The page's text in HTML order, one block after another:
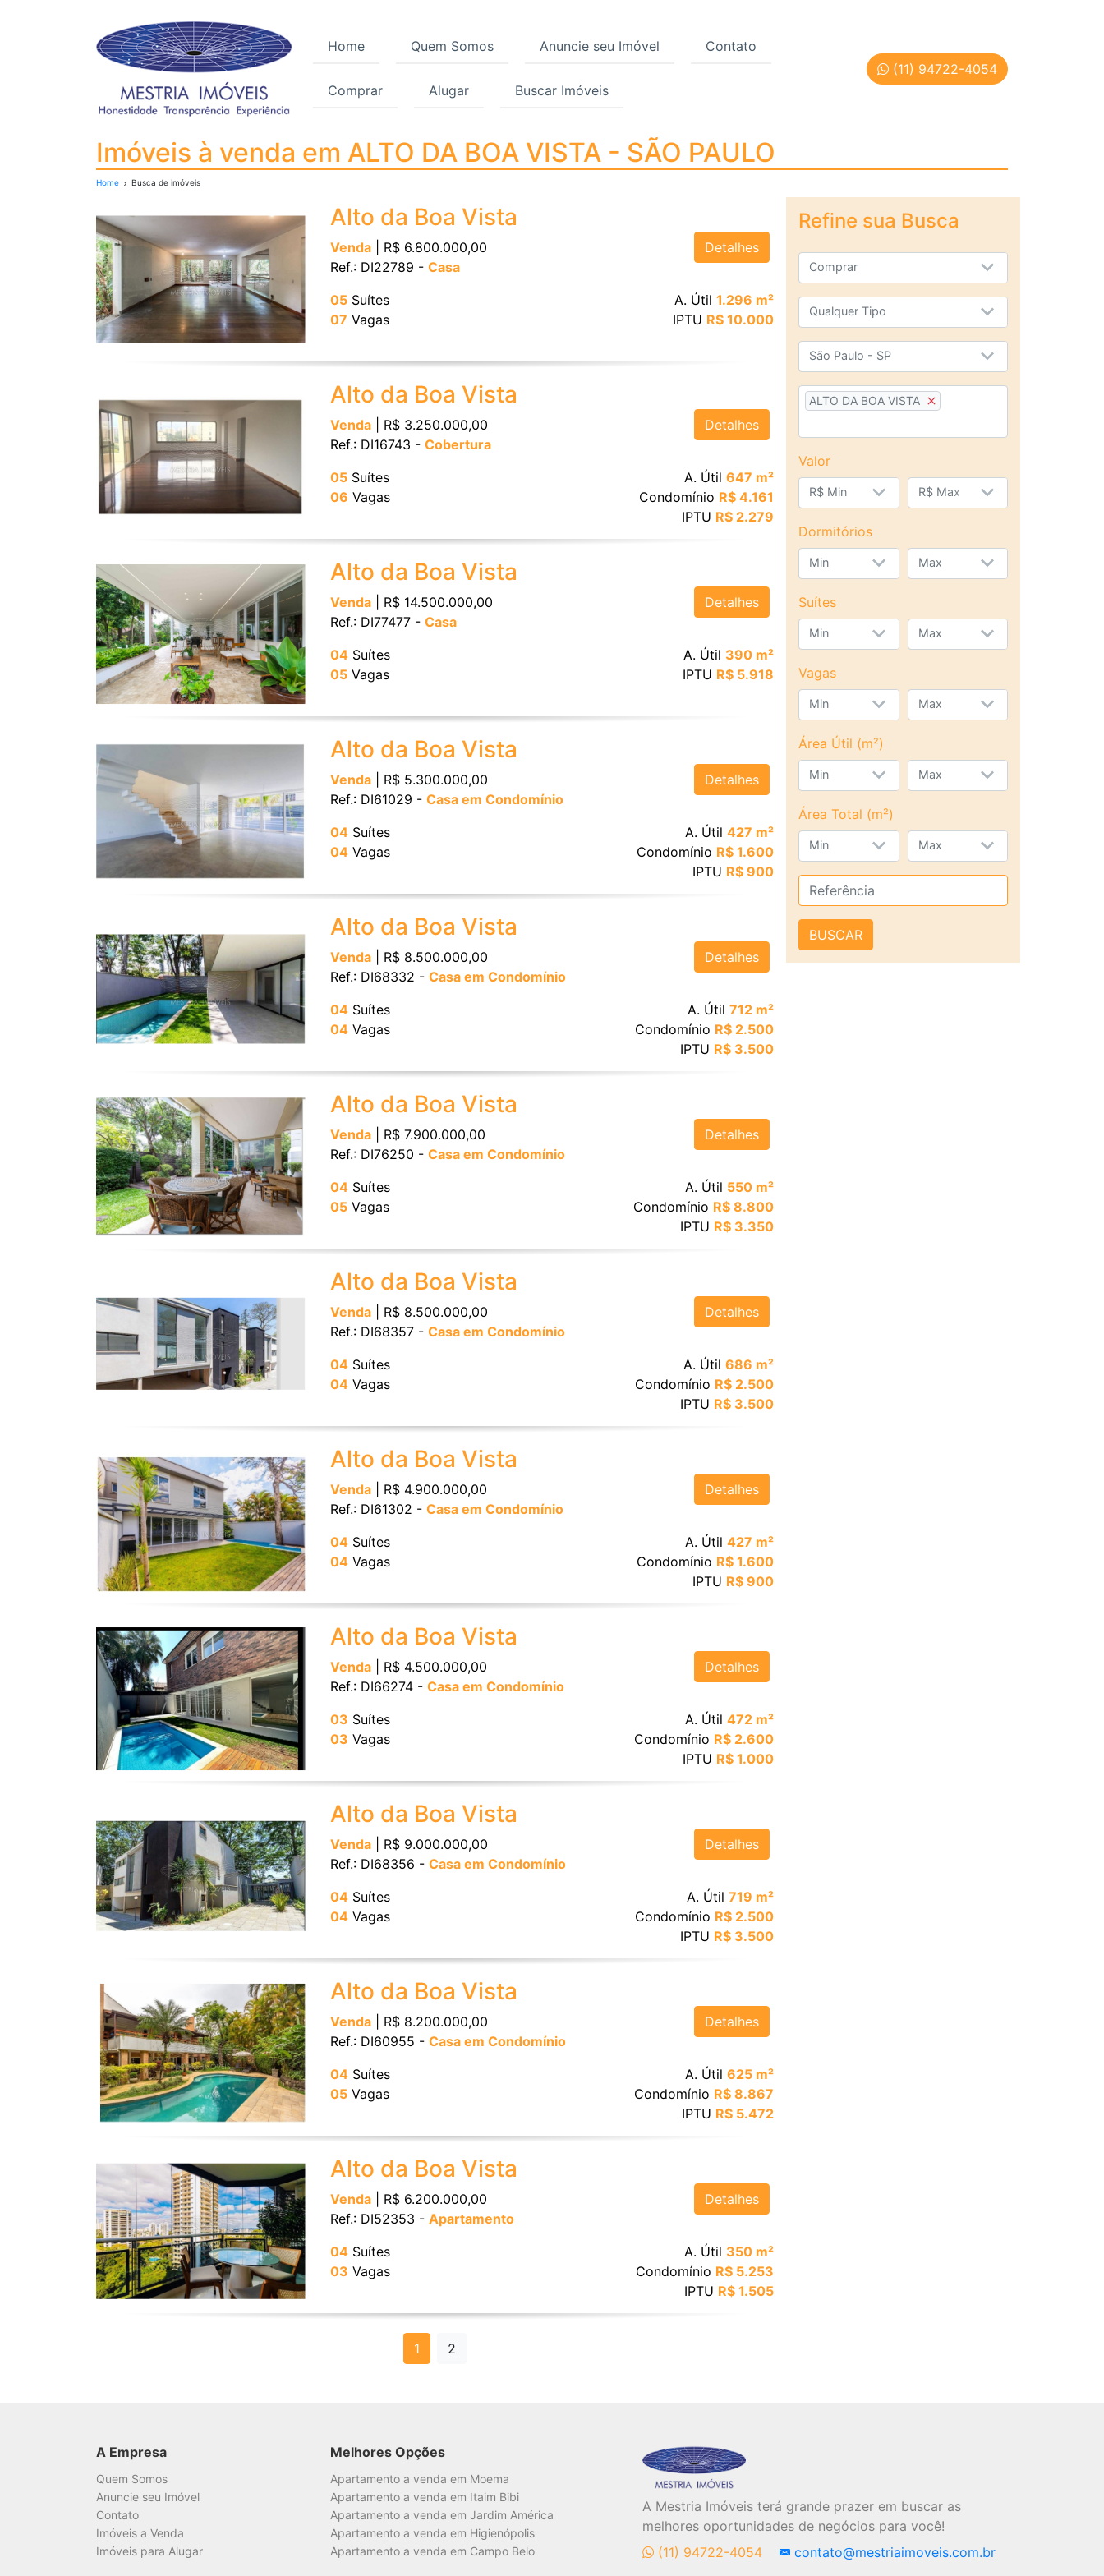
Home Quem Somos Anuncie seu Imóvel Contato
Comprar Alugar Buscar Imóveis
(11) 94722-4054
Imóveis à venda em ALTO DA BOA VISTA - SÃO PAULO
Imóveis à venda em ALTO DA BOA VISTA - SÃO PAULO
Home Busca de imóveis
Alto da Boa Vista
Venda| R$ 6.800.000,00
Ref.: DI22789 - Casa
Detalhes
05Suítes
07 Vagas
A. Útil 1.296 m²
IPTU R$ 10.000
Alto da Boa Vista
Venda| R$ 3.250.000,00
Ref.: DI16743 - Cobertura
Detalhes
05Suítes
06 Vagas
A. Útil 647 m²
Condomínio R$ 4.161
IPTU R$ 2.279
Alto da Boa Vista
Venda| R$ 14.500.000,00
Ref.: DI77477 - Casa
Detalhes
04Suítes
05Vagas
A. Útil 390 m²
IPTU R$ 5.918
Alto da Boa Vista
Venda| R$ 5.300.000,00
Ref.: DI61029 - Casa em Condomínio
Detalhes
04Suítes
04Vagas
A. Útil 427 m²
Condomínio R$ 1.600
IPTU R$ 900
Alto da Boa Vista
Venda| R$ 8.500.000,00
Ref.: DI68332 - Casa em Condomínio
Detalhes
04Suítes
04Vagas
A. Útil 712 m²
Condomínio R$ 2.500
IPTU R$ 3.500
Alto da Boa Vista
Venda| R$ 7.900.000,00
Ref.: DI76250 - Casa em Condomínio
Detalhes
04Suítes
05Vagas
A. Útil 550 m²
Condomínio R$ 8.800
IPTU R$ 3.350
Alto da Boa Vista
Venda| R$ 8.500.000,00
Ref.: DI68357 - Casa em Condomínio
Detalhes
04Suítes
04Vagas
A. Útil 686 m²
Condomínio R$ 2.500
IPTU R$ 3.500
Alto da Boa Vista
Venda| R$ 4.900.000,00
Ref.: DI61302 - Casa em Condomínio
Detalhes
04Suítes
04Vagas
A. Útil 427 m²
Condomínio R$ 1.600
IPTU R$ 900
Alto da Boa Vista
Venda| R$ 4.500.000,00
Ref.: DI66274 - Casa em Condomínio
Detalhes
03 Suítes
03 Vagas
A. Útil 472 m²
Condomínio R$ 2.600
IPTU R$ 1.000
Alto da Boa Vista
Venda| R$ 9.000.000,00
Ref.: DI68356 - Casa em Condomínio
Detalhes
04Suítes
04Vagas
A. Útil 719 m²
Condomínio R$ 2.500
IPTU R$ 3.500
Alto da Boa Vista
Venda| R$ 8.200.000,00
Ref.: DI60955 - Casa em Condomínio
Detalhes
04Suítes
05Vagas
A. Útil 625 m²
Condomínio R$ 8.867
IPTU R$ 5.472
Alto da Boa Vista
Venda| R$ 6.200.000,00
Ref.: DI52353 - Apartamento
Detalhes
04Suítes
03 Vagas
A. Útil 350 m²
Condomínio R$ 5.253
IPTU R$ 1.505
1 2
Refine sua Busca
Comprar
Qualquer Tipo
São Paulo - SP
ALTO DA BOA VISTA
Valor
R$ Min R$ Max
Dormitórios
Min Max
Suítes
Min Max
Vagas
Min Max
Área Útil (m²)
Min Max
Área Total (m²)
Min Max
BUSCAR
A Empresa
Quem Somos
Anuncie seu Imóvel
Contato
Imóveis a Venda
Imóveis para Alugar
Melhores Opções
Apartamento a venda em Moema
Apartamento a venda em Itaim Bibi
Apartamento a venda em Jardim América
Apartamento a venda em Higienópolis
Apartamento a venda em Campo Belo
A Mestria Imóveis terá grande prazer em buscar as
melhores oportunidades de negócios para você!
(11) 94722-4054
contato@mestriaimoveis.com.br